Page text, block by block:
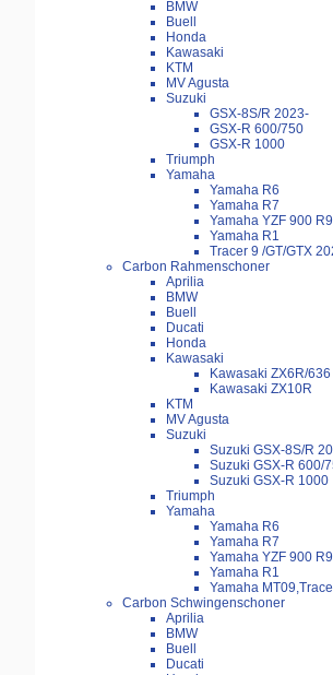
BMW
Buell
Honda
Kawasaki
KTM
MV Agusta
Suzuki
GSX-8S/R 2023-
GSX-R 600/750
GSX-R 1000
Triumph
Yamaha
Yamaha R6
Yamaha R7
Yamaha YZF 900 R9
Yamaha R1
Tracer 9 /GT/GTX
Carbon Rahmenschoner
Aprilia
BMW
Buell
Ducati
Honda
Kawasaki
Kawasaki ZX6R/636
Kawasaki ZX10R
KTM
MV Agusta
Suzuki
Suzuki GSX-8S/R
Suzuki GSX-R 600/
Suzuki GSX-R 1000
Triumph
Yamaha
Yamaha R6
Yamaha R7
Yamaha YZF 900 R9
Yamaha R1
Yamaha
Carbon Schwingenschoner
Aprilia
BMW
Buell
Ducati